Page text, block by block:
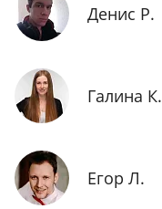
Денис Р.
Галина К.
Егор Л.